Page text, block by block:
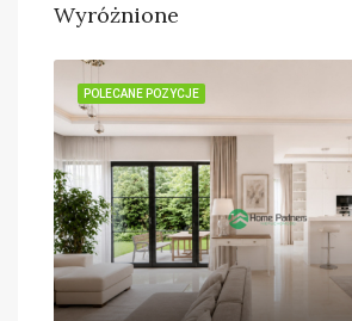
Wyróżnione
POLECANE POZYCJE